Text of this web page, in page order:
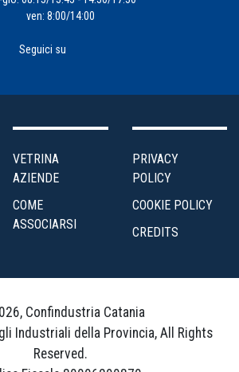
ven: 8:00/14:00
Seguici su
VETRINA
AZIENDE
COME
ASSOCIARSI
PRIVACY
POLICY
COOKIE POLICY
CREDITS
Confindustria Catania
Industriali della Provincia, All Rights
Reserved.